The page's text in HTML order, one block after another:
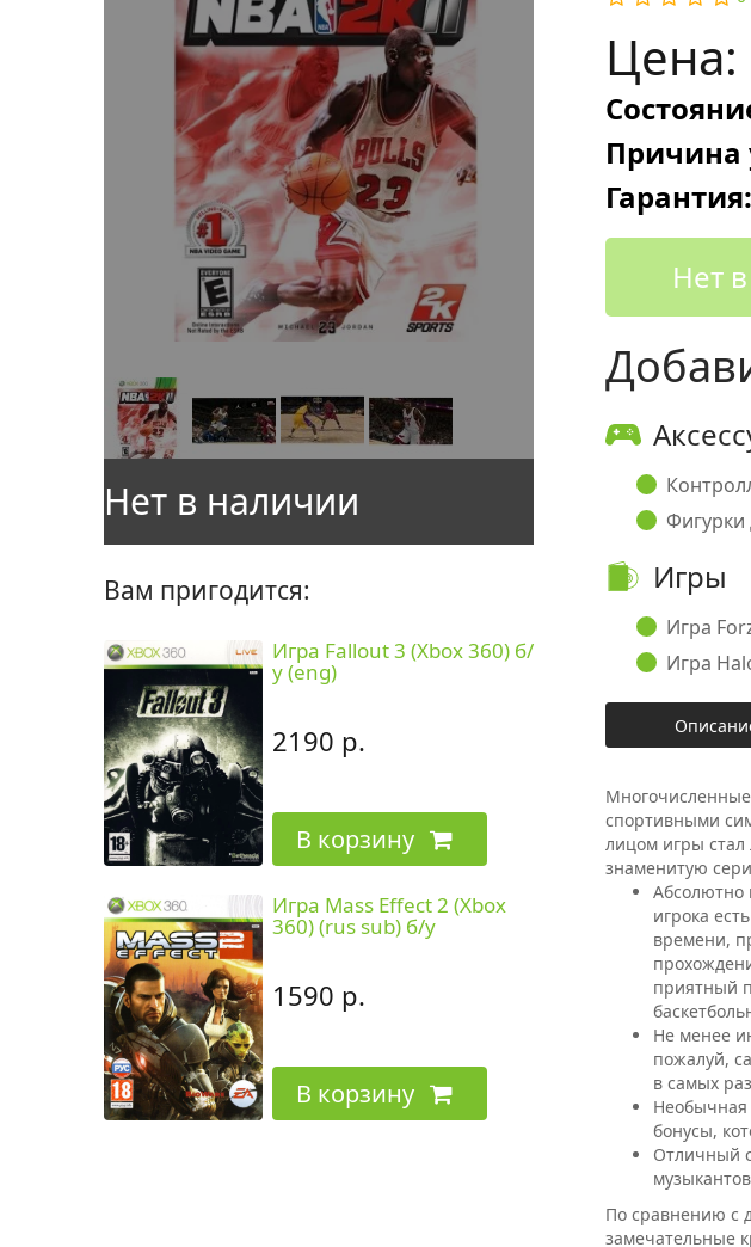
Вам пригодится:
Игра Fallout 3 (Xbox 360) б/
у (eng)
2190 р.
В корзину
Игра Mass Effect 2 (Xbox
360) (rus sub) б/у
1590 р.
В корзину
Цена:
Причина
Гарантия:
Нет
Фигурки
Игры
Игра
Игра
спортивными
лицом игры
знаменитую
Абсолютно
игрока
времени,
приятный
Не менее
пожалуй,
в самых
Необычная
бонусы,
Отличный
По сравнению с
замечательные